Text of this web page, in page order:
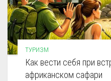
ТУРИЗМ
Как вести себя при
африканском сафари